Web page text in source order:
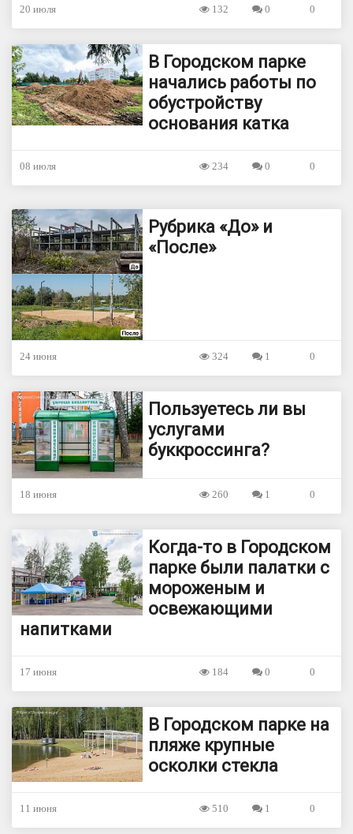
20 июля 0
0
132
В Городском парке
начались работы по
обустройству
основания катка
08 июля 0
0
234
Рубрика «До» и
«После»
24 июня 0
1
324
Пользуетесь ли вы
услугами
буккроссинга?
18 июня 0
1
260
Когда-то в Городском
парке были палатки с
мороженым и
освежающими
напитками
17 июня 0
0
184
В Городском парке на
пляже крупные
осколки стекла
11 июня 0
1
510